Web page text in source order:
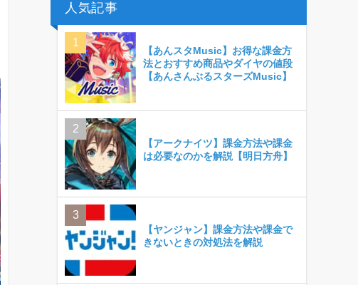
人気記事
【あんスタMusic】お得な課金方
法とおすすめ商品やダイヤの値段
【あんさんぶるスターズMusic】
【アークナイツ】課金方法や課金
は必要なのかを解説【明日方舟】
【ヤンジャン】課金方法や課金で
きないときの対処法を解説